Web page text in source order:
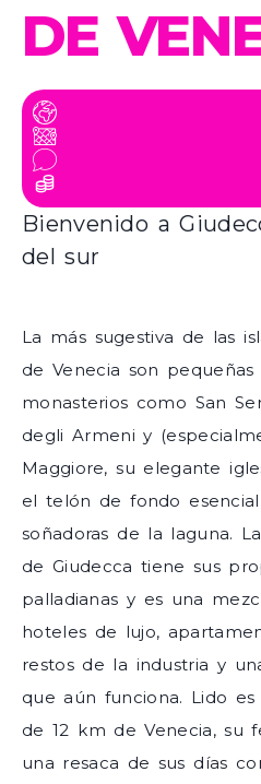
DE
Bienvenido a
del sur
La más sugestiva de las
de Venecia son
monasterios como San
degli Armeni y
Maggiore, su elegante
el telón de fondo
soñadoras de la laguna.
de Giudecca tiene sus
palladianas y es una
hoteles de lujo,
restos de la industria y
que aún funciona. Lido
de 12 km de Venecia, su
una resaca de sus días